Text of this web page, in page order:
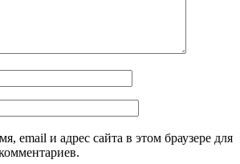
email и адрес сайта в этом браузере для